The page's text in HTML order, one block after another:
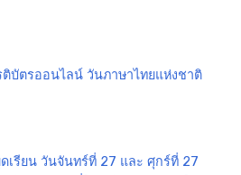
ติบัตรออนไลน์ วันภาษาไทยแห่งชาติ
เรียน วันจันทร์ที่ 27 และ ศุกร์ที่ 27